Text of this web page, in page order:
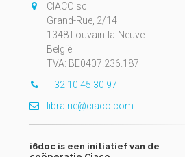
CIACO sc
Grand-Rue, 2/14
1348 Louvain-la-Neuve
België
TVA: BE0407.236.187
+32 10 45 30 97
librairie@ciaco.com
i6doc is een initiatief van de